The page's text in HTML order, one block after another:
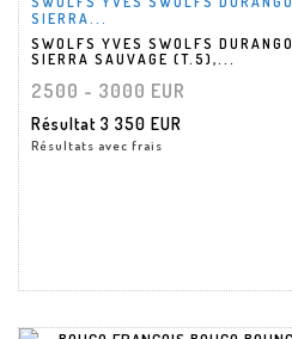
SIERRA...
SWOLFS YVES SWOLFS DURANGO
SIERRA SAUVAGE (T.5),...
2500 - 3000 EUR
Résultat 3 350 EUR
Résultats avec frais